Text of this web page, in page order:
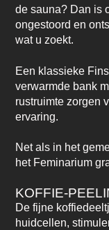
de sauna? Dan is
ongestoord en
wat u zoekt.
Een klassieke
verwarmde bank
rustruimte zorgen
ervaring.
Net als in het
het Feminarium
KOFFIE-
De fijne
huidcellen,